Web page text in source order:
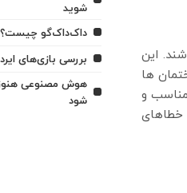
این
ها
مناسب و
خطاهای
شوید
داک‌داک‌گو چیست؟
بررسی بازی‌های
هوش مصنوعی
شود